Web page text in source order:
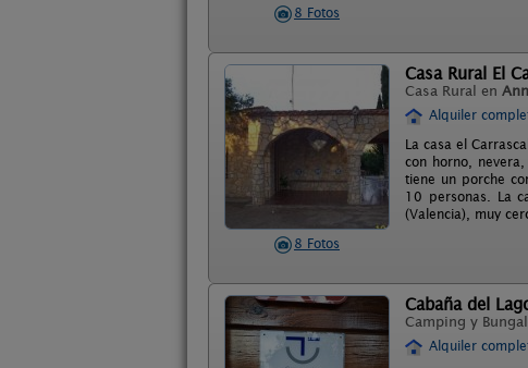
8 Fotos
8 Fotos
Casa Rural El
Casa Rural en
Alquiler
La casa el
con horno,
tiene un porche
10 personas. La
(Valencia), muy
Cabaña del
Camping y
Alquiler